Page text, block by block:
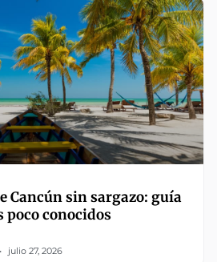
Cancún sin sargazo: guía
poco conocidos
julio 27, 2026